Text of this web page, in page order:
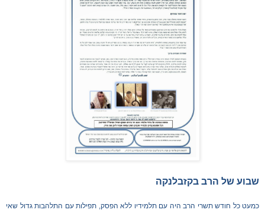
שבוע של הרב בקזבלנקה
כמעט כל חודש תשרי הרב היה עם תלמידיו ללא הפסק, תפילות עם התלהבות גדול שאי